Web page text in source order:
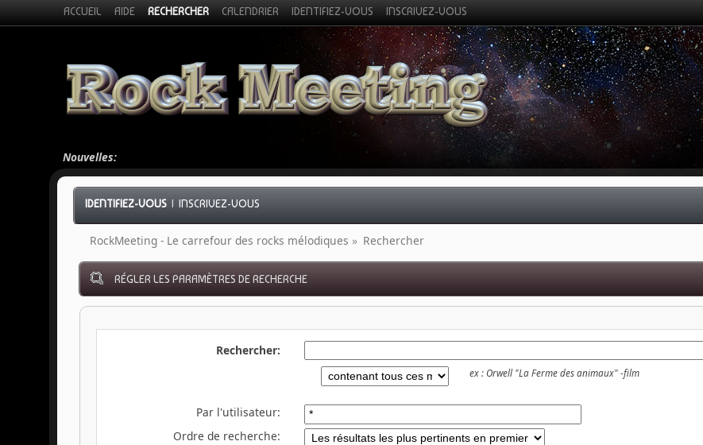
ACCUEIL AIDE RECHERCHER CALENDRIER IDENTIFIEZ-VOUS INSCRIVEZ-VOUS
Nouvelles:
IDENTIFIEZ-VOUS |INSCRIVEZ-VOUS
RockMeeting - Le carrefour des rocks mélodiques » Rechercher
RÉGLER LES PARAMÈTRES DE RECHERCHE
Rechercher:
ex :Orwell "La Ferme des animaux" -film
Par l'utilisateur:
Ordre de recherche: